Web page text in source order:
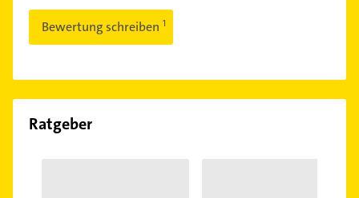
Bewertung schreiben
Ratgeber